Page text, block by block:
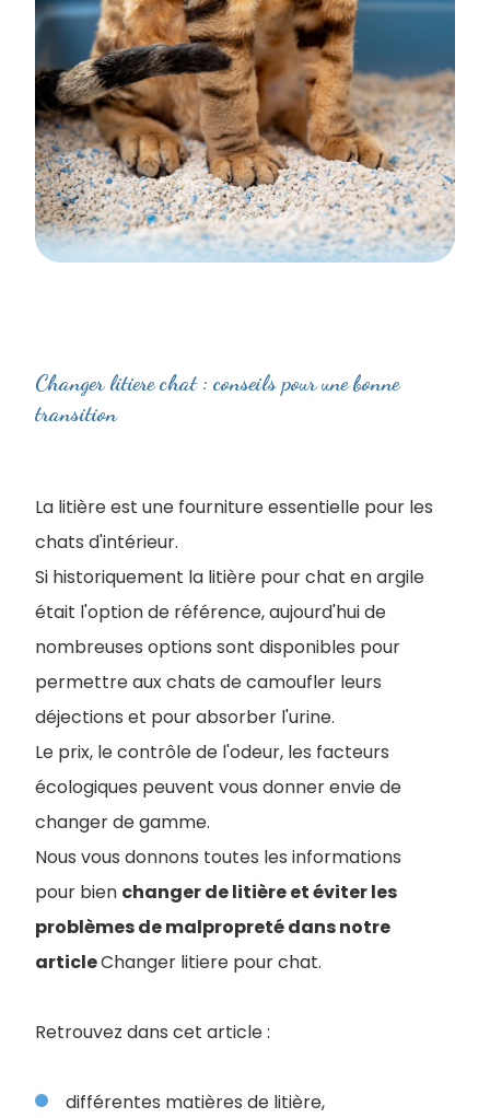
Changer litiere chat : conseils pour une bonne
transition
La litière est une fourniture essentielle pour les
chats d'intérieur.
Si historiquement la litière pour chat en argile
était l'option de référence, aujourd'hui de
nombreuses options sont disponibles pour
permettre aux chats de camoufler leurs
déjections et pour absorber l'urine.
Le prix, le contrôle de l'odeur, les facteurs
écologiques peuvent vous donner envie de
changer de gamme.
Nous vous donnons toutes les informations
pour bien changer de litière et éviter les
problèmes de malpropreté dans notre
articleChanger litiere pour chat.
Retrouvez dans cet article :
différentes matières de litière,